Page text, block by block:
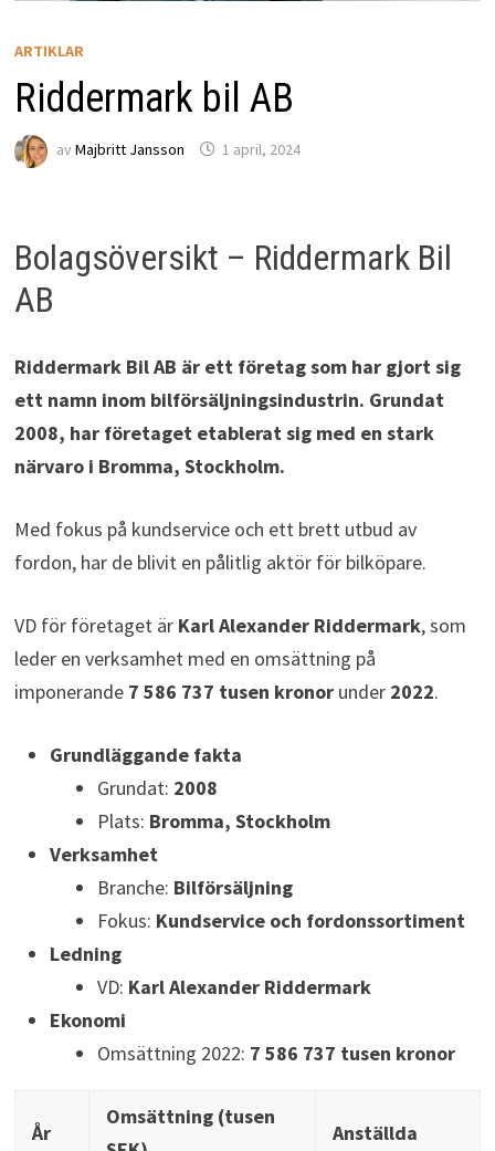
ARTIKLAR
Riddermark bil AB
av Majbritt Jansson 1 april, 2024
Bolagsöversikt – Riddermark Bil
AB
Riddermark Bil AB är ett företag som har gjort sig
ett namn inom bilförsäljningsindustrin. Grundat
2008, har företaget etablerat sig med en stark
närvaro i Bromma, Stockholm.
Med fokus på kundservice och ett brett utbud av
fordon, har de blivit en pålitlig aktör för bilköpare.
VD för företaget är Karl Alexander Riddermark, som
leder en verksamhet med en omsättning på
imponerande 7 586 737 tusen kronorunder 2022.
Grundläggande fakta
Grundat: 2008
Plats: Bromma, Stockholm
Verksamhet
Branche: Bilförsäljning
Fokus: Kundservice och fordonssortiment
Ledning
VD: Karl Alexander Riddermark
Ekonomi
Omsättning 2022: 7 586 737 tusen kronor
År
Omsättning (tusen
Anställda